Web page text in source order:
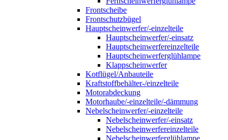
Frontscheibe
Frontschutzbügel
Hauptscheinwerfer/-einzelteile
Hauptscheinwerfer/-einsatz
Hauptscheinwerfereinzelteile
Hauptscheinwerferglühlampe
Klappscheinwerfer
Kotflügel/Anbauteile
Kraftstoffbehälter-/einzelteile
Motorabdeckung
Motorhaube/-einzelteile/-dämmung
Nebelscheinwerfer/-einzelteile
Nebelscheinwerfer/-einsatz
Nebelscheinwerfereinzelteile
Nebelscheinwerferglühlampe